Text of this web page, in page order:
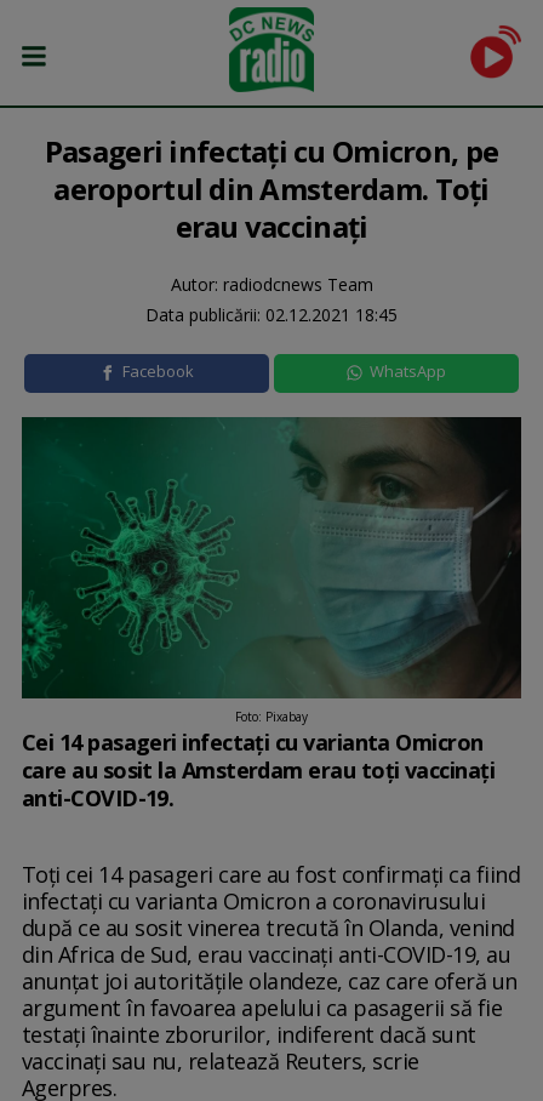
Pasageri infectați cu Omicron, pe
aeroportul din Amsterdam. Toți
erau vaccinați
Autor: radiodcnews Team
Data publicării: 02.12.2021 18:45
Facebook WhatsApp
Foto: Pixabay
Cei 14 pasageri infectaţi cu varianta Omicron
care au sosit la Amsterdam erau toţi vaccinaţi
anti-COVID-19.
Toţi cei 14 pasageri care au fost confirmaţi ca fiind
infectaţi cu varianta Omicron a coronavirusului
după ce au sosit vinerea trecută în Olanda, venind
din Africa de Sud, erau vaccinaţi anti-COVID-19, au
anunţat joi autorităţile olandeze, caz care oferă un
argument în favoarea apelului ca pasagerii să fie
testaţi înainte zborurilor, indiferent dacă sunt
vaccinaţi sau nu, relatează Reuters, scrie
Agerpres.